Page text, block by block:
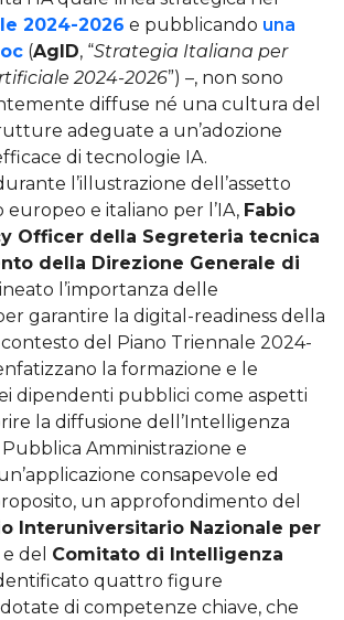
2024-2026 e pubblicando una
(AgID, “Strategia Italiana per
2024-2026”) –, non sono
diffuse né una cultura del
adeguate a un’adozione
di tecnologie IA.
l’illustrazione dell’assetto
e italiano per l’IA, Fabio
Officer della Segreteria tecnica
della Direzione Generale di
l’importanza delle
garantire la digital-readiness della
contesto del Piano Triennale 2024-
la formazione e le
dipendenti pubblici come aspetti
la diffusione dell’Intelligenza
Amministrazione e
consapevole ed
un approfondimento del
Interuniversitario Nazionale per
e del Comitato di Intelligenza
quattro figure
di competenze chiave, che